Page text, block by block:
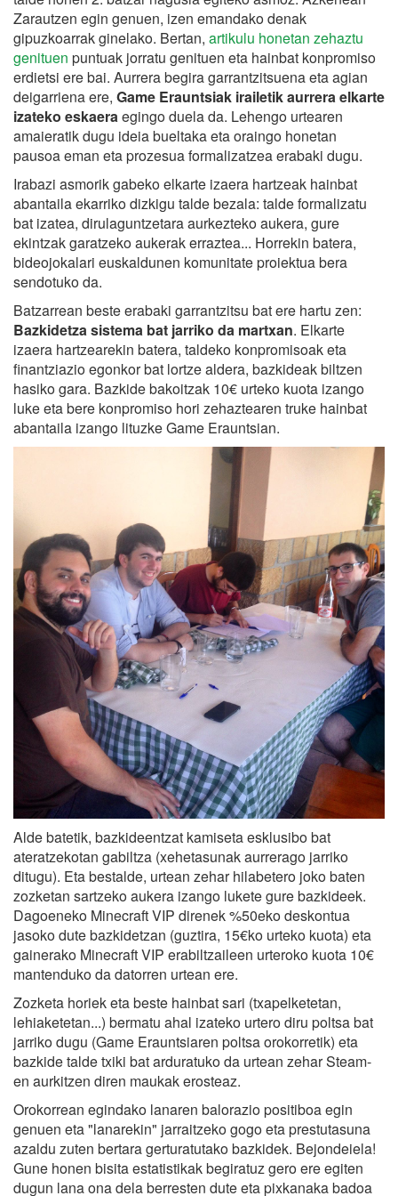
Zarautzen egin genuen, izen emandako denak
gipuzkoarrak ginelako. Bertan, artikulu honetan zehaztu
genituen puntuak jorratu genituen eta hainbat konpromiso
erdietsi ere bai. Aurrera begira garrantzitsuena eta agian
deigarriena ere, Game Erauntsiak irailetik aurrera elkarte
izateko eskaeraegingo duela da. Lehengo urtearen
amaieratik dugu ideia bueltaka eta oraingo honetan
pausoa eman eta prozesua formalizatzea erabaki dugu.
Irabazi asmorik gabeko elkarte izaera hartzeak hainbat
abantaila ekarriko dizkigu talde bezala: talde formalizatu
bat izatea, dirulaguntzetara aurkezteko aukera, gure
ekintzak garatzeko aukerak erraztea... Horrekin batera,
bideojokalari euskaldunen komunitate proiektua bera
sendotuko da.
Batzarrean beste erabaki garrantzitsu bat ere hartu zen:
Bazkidetza sistema bat jarriko da martxan. Elkarte
izaera hartzearekin batera, taldeko konpromisoak eta
finantziazio egonkor bat lortze aldera, bazkideak biltzen
hasiko gara. Bazkide bakoitzak 10€ urteko kuota izango
luke eta bere konpromiso hori zehaztearen truke hainbat
abantaila izango lituzke Game Erauntsian.
Alde batetik, bazkideentzat kamiseta esklusibo bat
ateratzekotan gabiltza (xehetasunak aurrerago jarriko
ditugu). Eta bestalde, urtean zehar hilabetero joko baten
zozketan sartzeko aukera izango lukete gure bazkideek.
Dagoeneko Minecraft VIP direnek %50eko deskontua
jasoko dute bazkidetzan (guztira, 15€ko urteko kuota) eta
gainerako Minecraft VIP erabiltzaileen urteroko kuota 10€
mantenduko da datorren urtean ere.
Zozketa horiek eta beste hainbat sari (txapelketetan,
lehiaketetan...) bermatu ahal izateko urtero diru poltsa bat
jarriko dugu (Game Erauntsiaren poltsa orokorretik) eta
bazkide talde txiki bat arduratuko da urtean zehar Steam-
en aurkitzen diren maukak erosteaz.
Orokorrean egindako lanaren balorazio positiboa egin
genuen eta "lanarekin" jarraitzeko gogo eta prestutasuna
azaldu zuten bertara gerturatutako bazkidek. Bejondeiela!
Gune honen bisita estatistikak begiratuz gero ere egiten
dugun lana ona dela berresten dute eta pixkanaka badoa